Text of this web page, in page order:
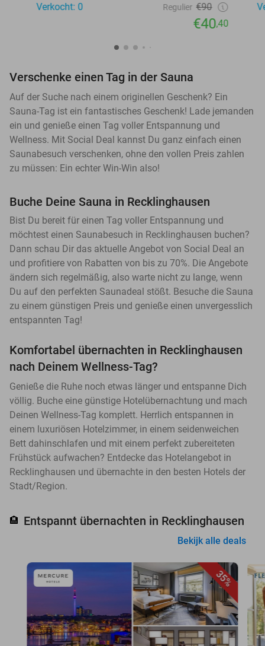
Verkocht: 0
Regulier €90
€40,40
Verschenke einen Tag in der Sauna
Auf der Suche nach einem originellen Geschenk? Ein
Sauna-Tag ist ein fantastisches Geschenk! Lade jemanden
ein und genieße einen Tag voller Entspannung und
Wellness. Mit Social Deal kannst Du ganz einfach einen
Saunabesuch verschenken, ohne den vollen Preis zahlen
zu müssen: Ein echter Win-Win also!
Buche Deine Sauna in Recklinghausen
Bist Du bereit für einen Tag voller Entspannung und
möchtest einen Saunabesuch in Recklinghausen buchen?
Dann schau Dir das aktuelle Angebot von Social Deal an
und profitiere von Rabatten von bis zu 70%. Die Angebote
ändern sich regelmäßig, also warte nicht zu lange, wenn
Du auf den perfekten Saunadeal stößt. Besuche die Sauna
zu einem günstigen Preis und genieße einen unvergesslich
entspannten Tag!
Komfortabel übernachten in Recklinghausen
nach Deinem Wellness-Tag?
Genieße die Ruhe noch etwas länger und entspanne Dich
völlig. Buche eine günstige Hotelübernachtung und mach
Deinen Wellness-Tag komplett. Herrlich entspannen in
einem luxuriösen Hotelzimmer, in einem seidenweichen
Bett dahinschlafen und mit einem perfekt zubereiteten
Frühstück aufwachen? Entdecke das Hotelangebot in
Recklinghausen und übernachte in den besten Hotels der
Stadt/Region.
🏨 Entspannt übernachten in Recklinghausen
Bekijk alle deals
35%